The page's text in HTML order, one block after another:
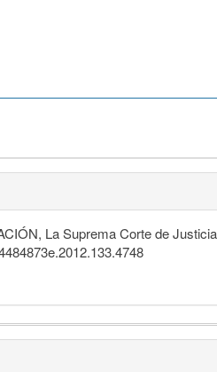
La Suprema Corte de